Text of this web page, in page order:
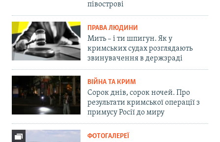
півострові
ПРАВА ЛЮДИНИ
Мить – і ти шпигун. Як у
кримських судах розглядають
звинувачення в держзраді
ВІЙНА ТА КРИМ
Сорок днів, сорок ночей. Про
результати кримської операції з
примусу Росії до миру
ФОТОГАЛЕРЕЇ